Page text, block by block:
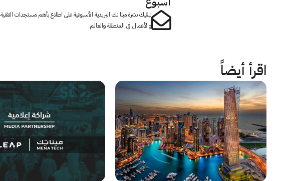
تبقيك نشرة مينا تك البريدية الأسبوعية على اطلاع بأهم مستجدات التقنية
والأعمال في المنطقة والعالم.
اقرأ أيضاً